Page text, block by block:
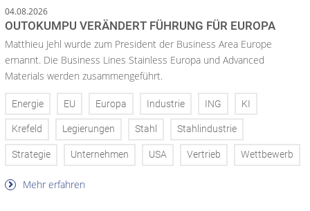
04.08.2026
OUTOKUMPU VERÄNDERT FÜHRUNG FÜR EUROPA
Matthieu Jehl wurde zum President der Business Area Europe
ernannt. Die Business Lines Stainless Europa und Advanced
Materials werden zusammengeführt.
Energie EU Europa Industrie ING KI
Krefeld Legierungen Stahl Stahlindustrie
Strategie Unternehmen USA Vertrieb Wettbewerb
Mehr erfahren